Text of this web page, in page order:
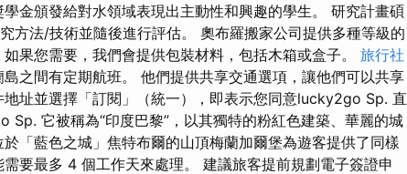
金頒發給對水領域表現出主動性和興趣的學生。 研究計畫碩
方法/技術並隨後進行評估。 奧布羅搬家公司提供多種等級的
果您需要，我們會提供包裝材料，包括木箱或盒子。 旅行社
之間有定期航班。 他們提供共享交通選項，讓他們可以共享
址並選擇「訂閱」（統一），即表示您同意lucky2go Sp. 直
它被稱為“印度巴黎”，以其獨特的粉紅色建築、華麗的城
「藍色之城」焦特布爾的山頂梅蘭加爾堡為遊客提供了同樣
要最多 4 個工作天來處理。 建議旅客提前規劃電子簽證申